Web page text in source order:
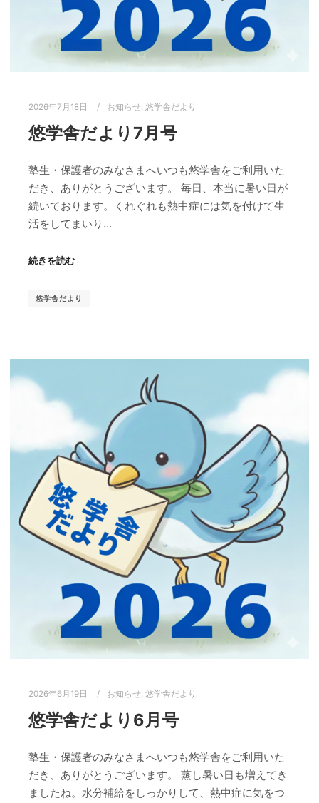
2026年7月18日 お知らせ, 悠学舎だより
悠学舎だより7月号
塾生・保護者のみなさまへいつも悠学舎をご利用いた
だき、ありがとうございます。 毎日、本当に暑い日が
続いております。くれぐれも熱中症には気を付けて生
活をしてまいり…
続きを読む
悠学舎だより
2026年6月19日 お知らせ, 悠学舎だより
悠学舎だより6月号
塾生・保護者のみなさまへいつも悠学舎をご利用いた
だき、ありがとうございます。 蒸し暑い日も増えてき
ましたね。水分補給をしっかりして、熱中症に気をつ